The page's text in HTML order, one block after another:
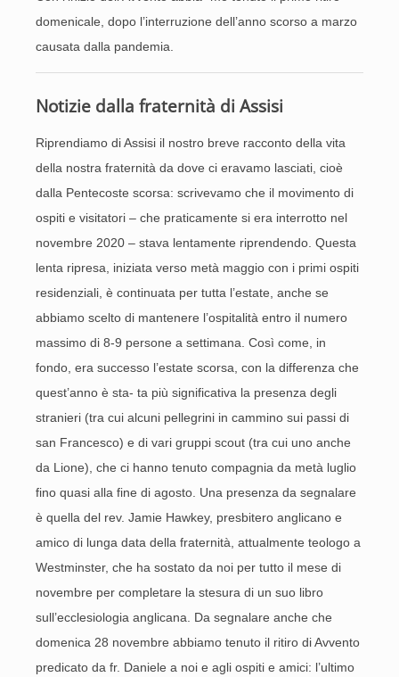
domenicale, dopo l’interruzione dell’anno scorso a marzo
causata dalla pandemia.
Notizie dalla fraternità di Assisi
Riprendiamo di Assisi il nostro breve racconto della vita
della nostra fraternità da dove ci eravamo lasciati, cioè
dalla Pentecoste scorsa: scrivevamo che il movimento di
ospiti e visitatori – che praticamente si era interrotto nel
novembre 2020 – stava lentamente riprendendo. Questa
lenta ripresa, iniziata verso metà maggio con i primi ospiti
residenziali, è continuata per tutta l’estate, anche se
abbiamo scelto di mantenere l’ospitalità entro il numero
massimo di 8-9 persone a settimana. Così come, in
fondo, era successo l’estate scorsa, con la differenza che
quest’anno è sta- ta più significativa la presenza degli
stranieri (tra cui alcuni pellegrini in cammino sui passi di
san Francesco) e di vari gruppi scout (tra cui uno anche
da Lione), che ci hanno tenuto compagnia da metà luglio
fino quasi alla fine di agosto. Una presenza da segnalare
è quella del rev. Jamie Hawkey, presbitero anglicano e
amico di lunga data della fraternità, attualmente teologo a
Westminster, che ha sostato da noi per tutto il mese di
novembre per completare la stesura di un suo libro
sull’ecclesiologia anglicana. Da segnalare anche che
domenica 28 novembre abbiamo tenuto il ritiro di Avvento
predicato da fr. Daniele a noi e agli ospiti e amici: l’ultimo